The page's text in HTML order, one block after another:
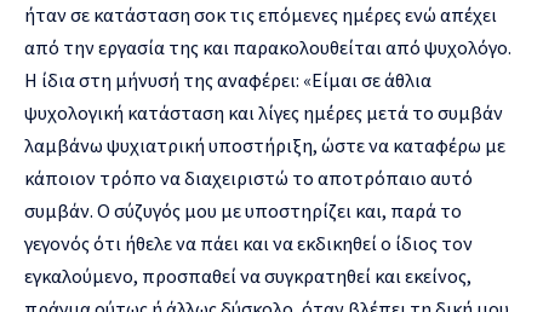
ήταν σε κατάσταση σοκ τις επόμενες ημέρες ενώ απέχει
από την εργασία της και παρακολουθείται από ψυχολόγο.
Η ίδια στη μήνυσή της αναφέρει: «Είμαι σε άθλια
ψυχολογική κατάσταση και λίγες ημέρες μετά το συμβάν
λαμβάνω ψυχιατρική υποστήριξη, ώστε να καταφέρω με
κάποιον τρόπο να διαχειριστώ το αποτρόπαιο αυτό
συμβάν. Ο σύζυγός μου με υποστηρίζει και, παρά το
γεγονός ότι ήθελε να πάει και να εκδικηθεί ο ίδιος τον
εγκαλούμενο, προσπαθεί να συγκρατηθεί και εκείνος,